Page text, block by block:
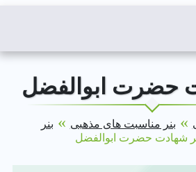
حضرت ابوالفضل
»بنر مناسبت های مذهبی »بنر
شهادت حضرت ابوالفضل